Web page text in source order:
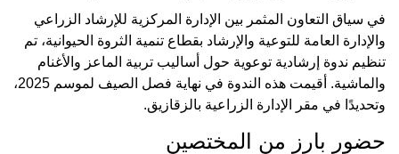
في سياق التعاون المثمر بين الإدارة المركزية للإرشاد الزراعي
والإدارة العامة للتوعية والإرشاد بقطاع تنمية الثروة الحيوانية، تم
تنظيم ندوة إرشادية توعوية حول أساليب تربية الماعز والأغنام
والماشية. أقيمت هذه الندوة في نهاية فصل الصيف لموسم 2025،
وتحديدًا في مقر الإدارة الزراعية بالزقازيق.
حضور بارز من المختصين